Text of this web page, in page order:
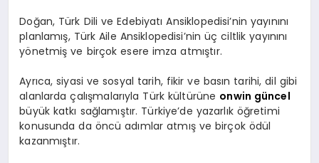
Doğan, Türk Dili ve Edebiyatı Ansiklopedisi’nin yayınını
planlamış, Türk Aile Ansiklopedisi’nin üç ciltlik yayınını
yönetmiş ve birçok esere imza atmıştır.
Ayrıca, siyasi ve sosyal tarih, fikir ve basın tarihi, dil gibi
alanlarda çalışmalarıyla Türk kültürüne onwin güncel
büyük katkı sağlamıştır. Türkiye’de yazarlık öğretimi
konusunda da öncü adımlar atmış ve birçok ödül
kazanmıştır.